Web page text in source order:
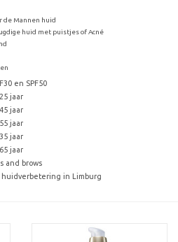
de Mannen huid
huid met puistjes of Acné
en SPF50
jaar
jaar
jaar
jaar
jaar
and brows
huidverbetering in Limburg